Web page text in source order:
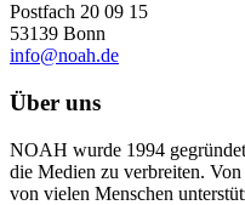
Postfach 20 09 15
53139 Bonn
info@noah.de
Über uns
NOAH wurde 1994
die Medien zu verbreiten.
von vielen Menschen